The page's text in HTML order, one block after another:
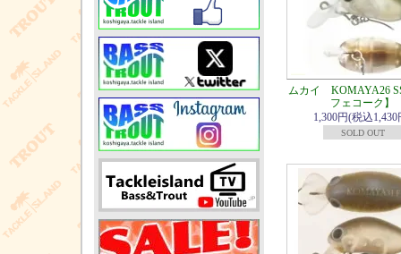
ムカイ KOMAYA26
フェコーク】
1,300円(税込1,430
SOLD OUT